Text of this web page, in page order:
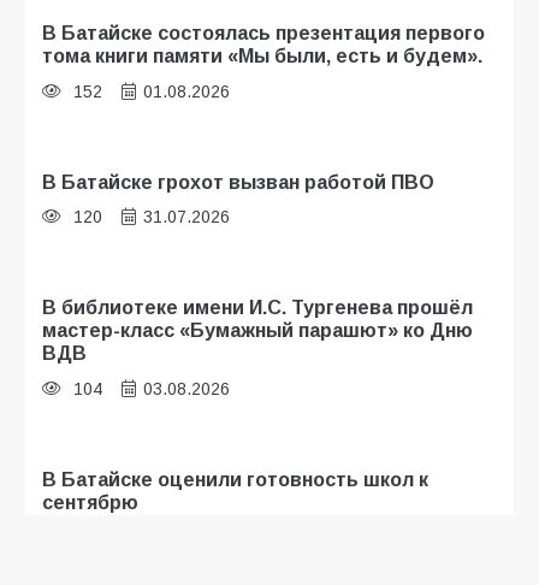
В Батайске состоялась презентация первого
тома книги памяти «Мы были, есть и будем».
152 01.08.2026
В Батайске грохот вызван работой ПВО
120 31.07.2026
В библиотеке имени И.С. Тургенева прошёл
мастер-класс «Бумажный парашют» ко Дню
ВДВ
104 03.08.2026
В Батайске оценили готовность школ к
сентябрю